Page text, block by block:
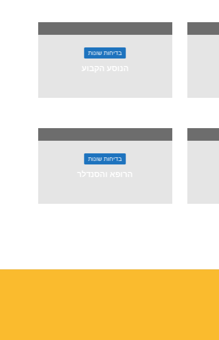
בדיחות שונות
הנוסע הקבוע
בדיחות שונות
הרופא והסנדלר